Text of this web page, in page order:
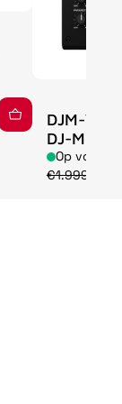
DJM-V5
DJ-Mixer
Op
€1.999,00